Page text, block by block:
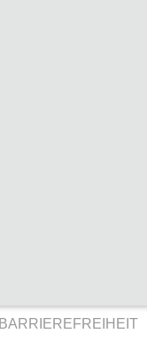
BARRIEREFREIHEIT